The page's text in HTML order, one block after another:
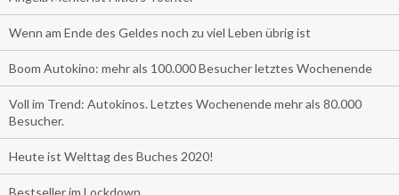
Wenn am Ende des Geldes noch zu viel Leben übrig ist
Boom Autokino: mehr als 100.000 Besucher letztes Wochenende
Voll im Trend: Autokinos. Letztes Wochenende mehr als 80.000
Besucher.
Heute ist Welttag des Buches 2020!
Bestseller im Lockdown